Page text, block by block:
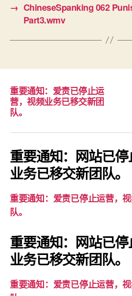
→ ChineseSpanking 062
Part3.wmv
重要通知：爱责已停止运
营，视频业务已移交新团
队。
重要通知：网站已
业务已移交新团队。
重要通知：爱责已停止运营，
队。
重要通知：网站已
业务已移交新团队。
重要通知：爱责已停止运营，